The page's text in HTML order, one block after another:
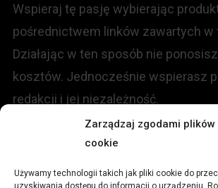
Zarządzaj zgodami plików
cookie
Używamy technologii takich jak pliki cookie do
uzyskiwania dostępu do informacji o urządzeniu.
Wspieraj tę pasję wybierając
pośrednictwem linków zawartych w
Działając w ten sposób nie
kosztów. Jednocześnie wspierasz
redakcji i jej niezależność.
Redakcja portalu: